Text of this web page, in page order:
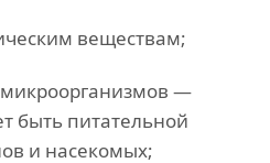
веществам;
—
быть питательной
и насекомых;